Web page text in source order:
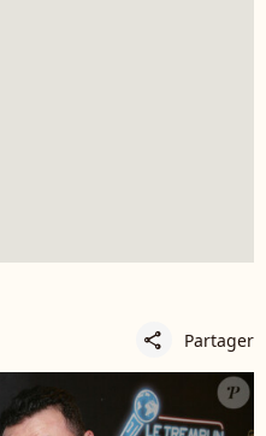
share Partager